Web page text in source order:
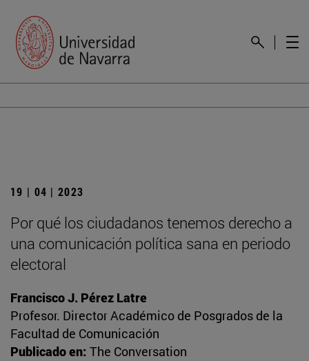
19 | 04 | 2023
Por qué los ciudadanos tenemos derecho a
una comunicación política sana en periodo
electoral
Francisco J. Pérez Latre
Profesor. Director Académico de Posgrados de la
Facultad de Comunicación
Publicado en: The Conversation